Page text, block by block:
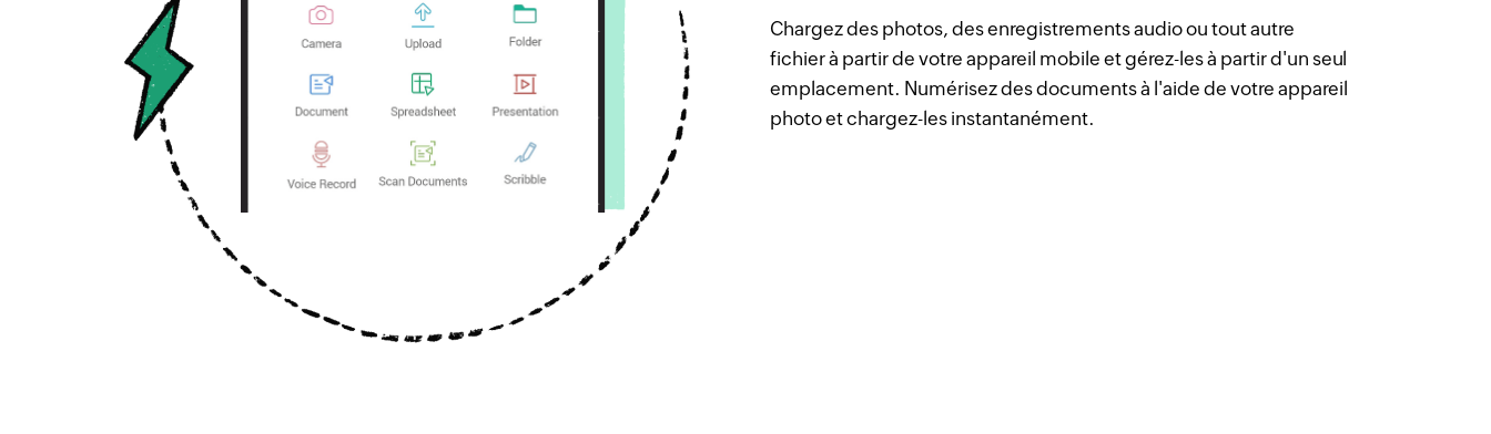
Chargez des photos, des enregistrements audio ou tout autre
fichier à partir de votre appareil mobile et gérez-les à partir d'un seul
emplacement. Numérisez des documents à l'aide de votre appareil
photo et chargez-les instantanément.